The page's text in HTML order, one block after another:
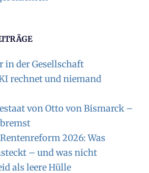
in der Gesellschaft
rechnet und niemand
von Otto von Bismarck –
2026: Was
– und was nicht
als leere Hülle